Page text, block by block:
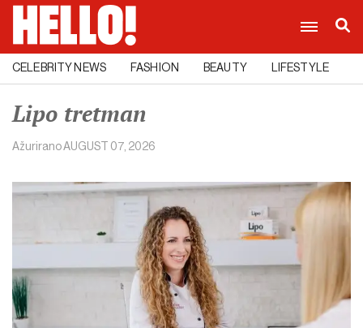
CELEBRITY NEWS FASHION BEAUTY LIFESTYLE
Lipo tretman
AžuriranoAUGUST 07, 2026